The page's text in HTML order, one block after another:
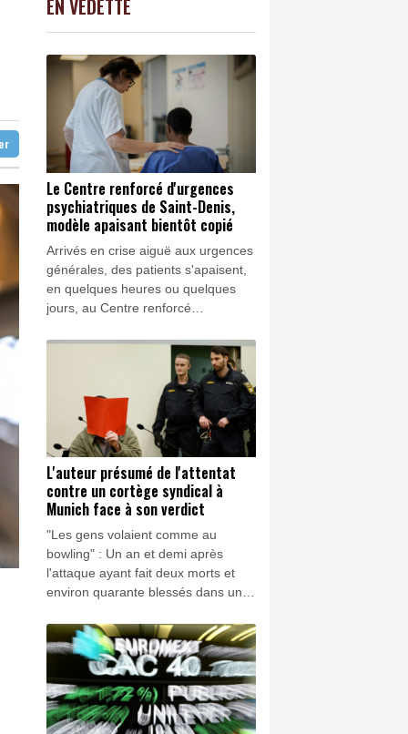
adieux
venant vivre dans l'île
dépendra de Washington
diplomatique
-0.41%
2.08% 4302.47 €
EN VEDETTE
Le Centre renforcé d'urgences
psychiatriques de Saint-Denis,
modèle apaisant bientôt copié
Arrivés en crise aiguë aux urgences
générales, des patients s'apaisent,
en quelques heures ou quelques
jours, au Centre renforcé
l'hôpital Delafontaine de Saint-
Denis, un dispositif pionnier bientôt
dupliqué ailleurs en France.
L'auteur présumé de l'attentat
contre un cortège syndical à
Munich face à son verdict
"Les gens volaient comme au
bowling" : Un an et demi après
l'attaque ayant fait deux morts et
environ quarante blessés dans un
Munich, l'accusé, un réfugié afghan,
doit connaître jeudi son verdict.